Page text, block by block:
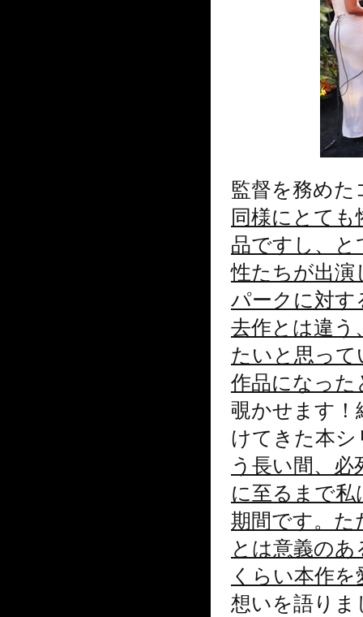
監督を務め
同様にとて
品ですし、
性たちが出
パークに対
去作とは違
たいと思っ
作品になっ
覗かせます！
けてきた本
う長い間、
に至るまで
期間です。
とは意義の
くらい本作
想いを語りま